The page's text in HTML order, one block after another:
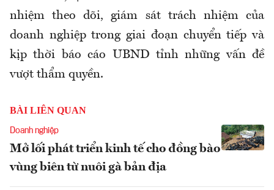
nhiệm theo dõi, giám sát trách nhiệm của
doanh nghiệp trong giai đoạn chuyển tiếp và
kịp thời báo cáo UBND tỉnh những vấn đề
vượt thẩm quyền.
BÀI LIÊN QUAN
Doanh nghiệp
Mở lối phát triển kinh tế cho đồng bào
vùng biên từ nuôi gà bản địa